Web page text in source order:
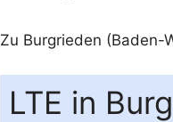
Zu Burgrieden (Baden-
LTE in